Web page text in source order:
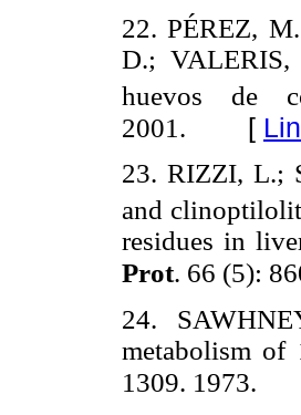
22. PÉREZ,
D.;
huevos de
2001. [
23. RIZZI, L.;
and
residues in
Prot. 66 (5):
24.
metabolism
1309. 1973.